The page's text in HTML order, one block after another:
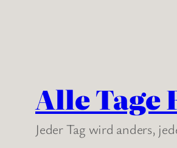
Alle Tage
Jeder Tag wird anders,